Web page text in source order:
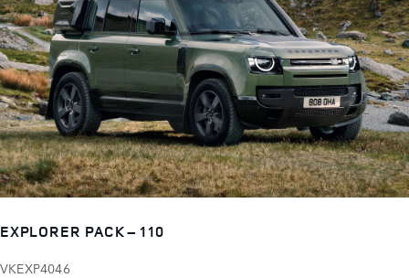
EXPLORER PACK – 110
VKEXP4046